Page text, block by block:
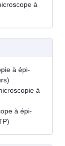
à
à épi-
à
à épi-